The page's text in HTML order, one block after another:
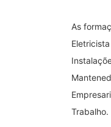
As
Trabalho.